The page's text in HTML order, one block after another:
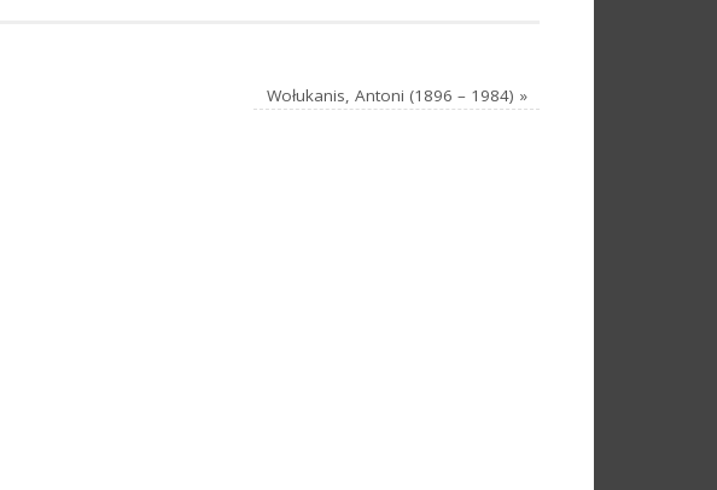
Wołukanis, Antoni (1896 – 1984) »